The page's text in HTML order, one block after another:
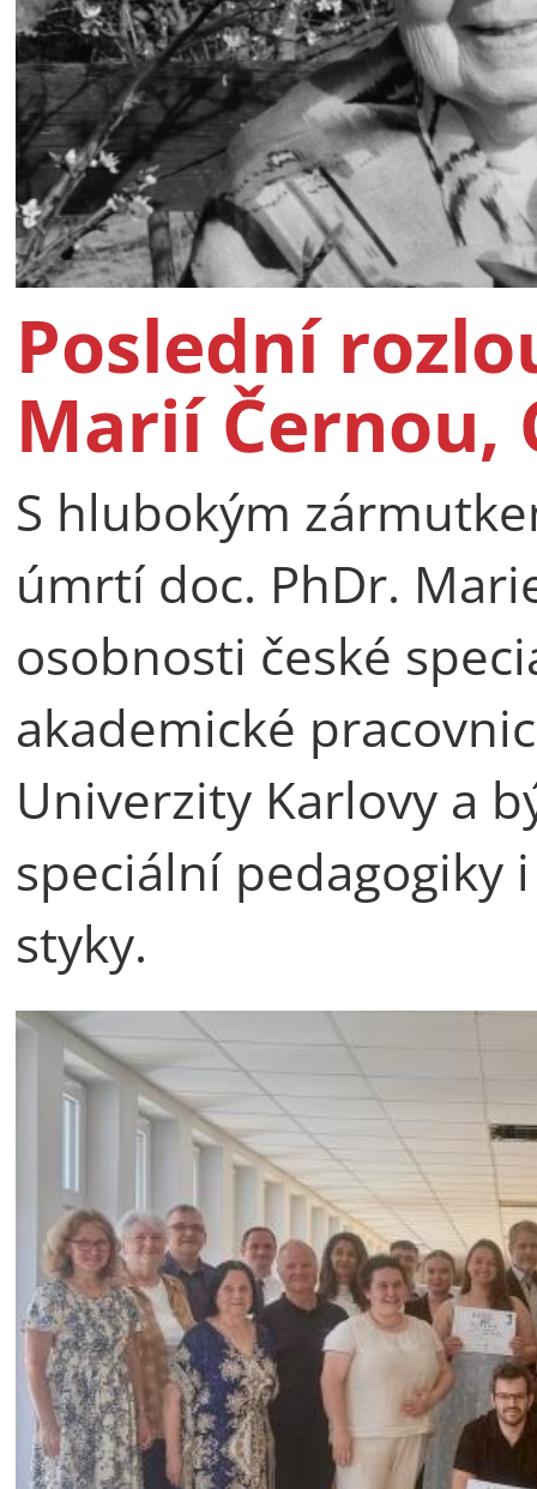
Poslední
Marií Černou,
S hlubokým
úmrtí doc. PhDr.
osobnosti české
akademické
Univerzity Karlovy a
speciální pedagogiky
styky.